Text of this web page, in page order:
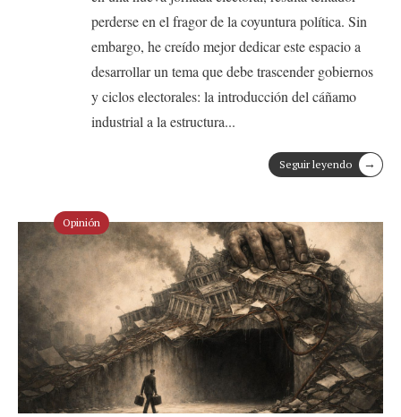
perderse en el fragor de la coyuntura política. Sin
embargo, he creído mejor dedicar este espacio a
desarrollar un tema que debe trascender gobiernos
y ciclos electorales: la introducción del cáñamo
industrial a la estructura...
Seguir leyendo →
Opinión